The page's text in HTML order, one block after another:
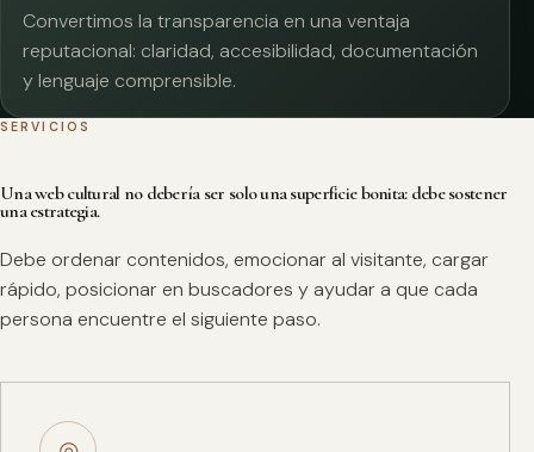
Convertimos la transparencia en una ventaja
reputacional: claridad, accesibilidad, documentación
y lenguaje comprensible.
SERVICIOS
Una web cultural no debería ser solo una superficie bonita: debe sostener
una estrategia.
Debe ordenar contenidos, emocionar al visitante, cargar
rápido, posicionar en buscadores y ayudar a que cada
persona encuentre el siguiente paso.